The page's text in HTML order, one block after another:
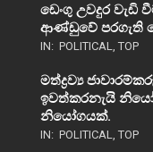
ඩෙංගු උවදුර වැඩි
ආණ්ඩුවේ පරගැති
IN: POLITICAL TOP
මත්ද්‍රව්‍ය
ඉවත්කරනැයි
නියෝගයක්.
IN: POLITICAL TOP